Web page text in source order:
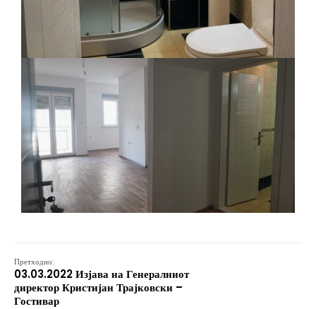
Претходно:
03.03.2022 Изјава на Генералниот
директор Кристијан Трајковски –
Гостивар